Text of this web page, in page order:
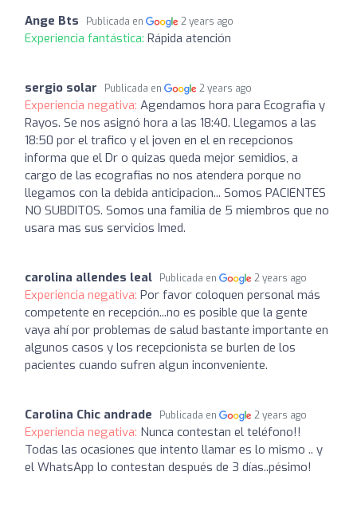
Ange Bts Publicada en 2 years ago
Experiencia fantástica: Rápida atención
sergio solar Publicada en 2 years ago
Experiencia negativa: Agendamos hora para Ecografia y
Rayos. Se nos asignó hora a las 18:40. Llegamos a las
18:50 por el trafico y el joven en el en recepcionos
informa que el Dr o quizas queda mejor semidios, a
cargo de las ecografias no nos atendera porque no
llegamos con la debida anticipacion... Somos PACIENTES
NO SUBDITOS. Somos una familia de 5 miembros que no
usara mas sus servicios Imed.
carolina allendes leal Publicada en 2 years ago
Experiencia negativa: Por favor coloquen personal más
competente en recepción...no es posible que la gente
vaya ahí por problemas de salud bastante importante en
algunos casos y los recepcionista se burlen de los
pacientes cuando sufren algun inconveniente.
Carolina Chic andrade Publicada en 2 years ago
Experiencia negativa: Nunca contestan el teléfono!!
Todas las ocasiones que intento llamar es lo mismo .. y
el WhatsApp lo contestan después de 3 días..pésimo!